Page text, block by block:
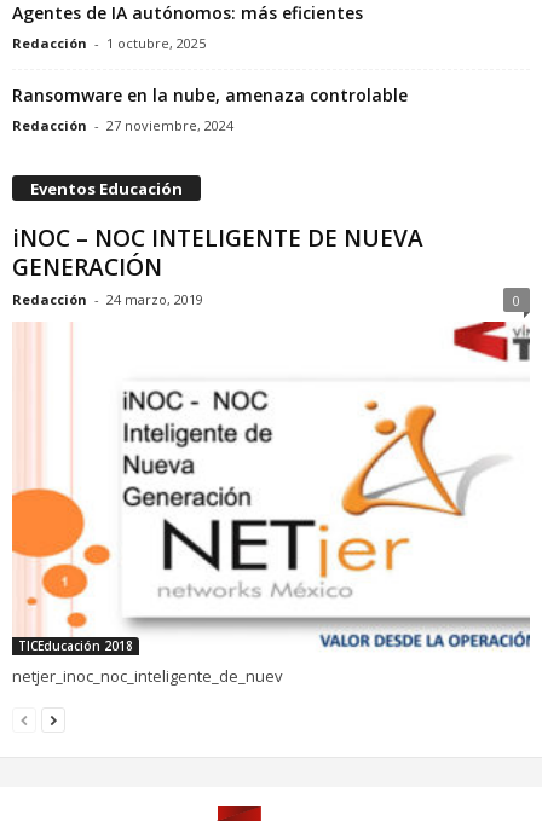
Agentes de IA autónomos: más eficientes
Redacción - 1 octubre, 2025
Ransomware en la nube, amenaza controlable
Redacción - 27 noviembre, 2024
Eventos Educación
iNOC – NOC INTELIGENTE DE NUEVA
GENERACIÓN
Redacción - 24 marzo, 2019 0
TICEducación 2018
netjer_inoc_noc_inteligente_de_nuev